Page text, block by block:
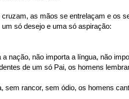
cruzam, as mãos se entrelaçam e os
só desejo e uma só aspiração:
a nação, não importa a língua, não
de um só Pai, os homens
sem rancor, sem ódio, os homens